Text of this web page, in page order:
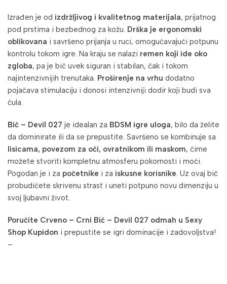
Izrađen je od izdržljivog i kvalitetnog materijala, prijatnog
pod prstima i bezbednog za kožu. Drška je ergonomski
oblikovana i savršeno prijanja u ruci, omogućavajući potpunu
kontrolu tokom igre. Na kraju se nalazi remen koji ide oko
zgloba, pa je bič uvek siguran i stabilan, čak i tokom
najintenzivnijih trenutaka. Proširenje na vrhu dodatno
pojačava stimulaciju i donosi intenzivniji dodir koji budi sva
čula.
Bič – Devil 027 je idealan za BDSM igre uloga, bilo da želite
da dominirate ili da se prepustite. Savršeno se kombinuje sa
lisicama, povezom za oči, ovratnikom ili maskom, čime
možete stvoriti kompletnu atmosferu pokornosti i moći.
Pogodan je i za početnike i za iskusne korisnike. Uz ovaj bič
probudićete skrivenu strast i uneti potpuno novu dimenziju u
svoj ljubavni život.
Poručite Crveno – Crni Bič – Devil 027 odmah u Sexy
Shop Kupidon i prepustite se igri dominacije i zadovoljstva!
–